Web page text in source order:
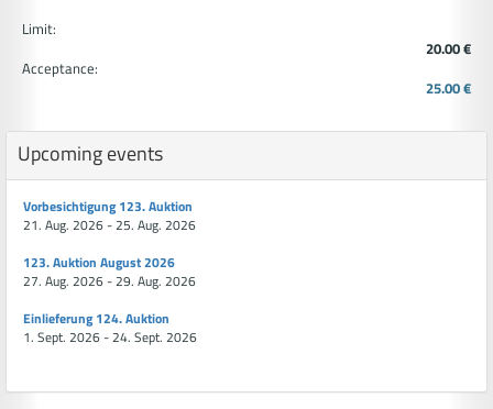
Limit:
20.00 €
Acceptance:
25.00 €
Upcoming events
Vorbesichtigung 123. Auktion
21. Aug. 2026 - 25. Aug. 2026
123. Auktion August 2026
27. Aug. 2026 - 29. Aug. 2026
Einlieferung 124. Auktion
1. Sept. 2026 - 24. Sept. 2026